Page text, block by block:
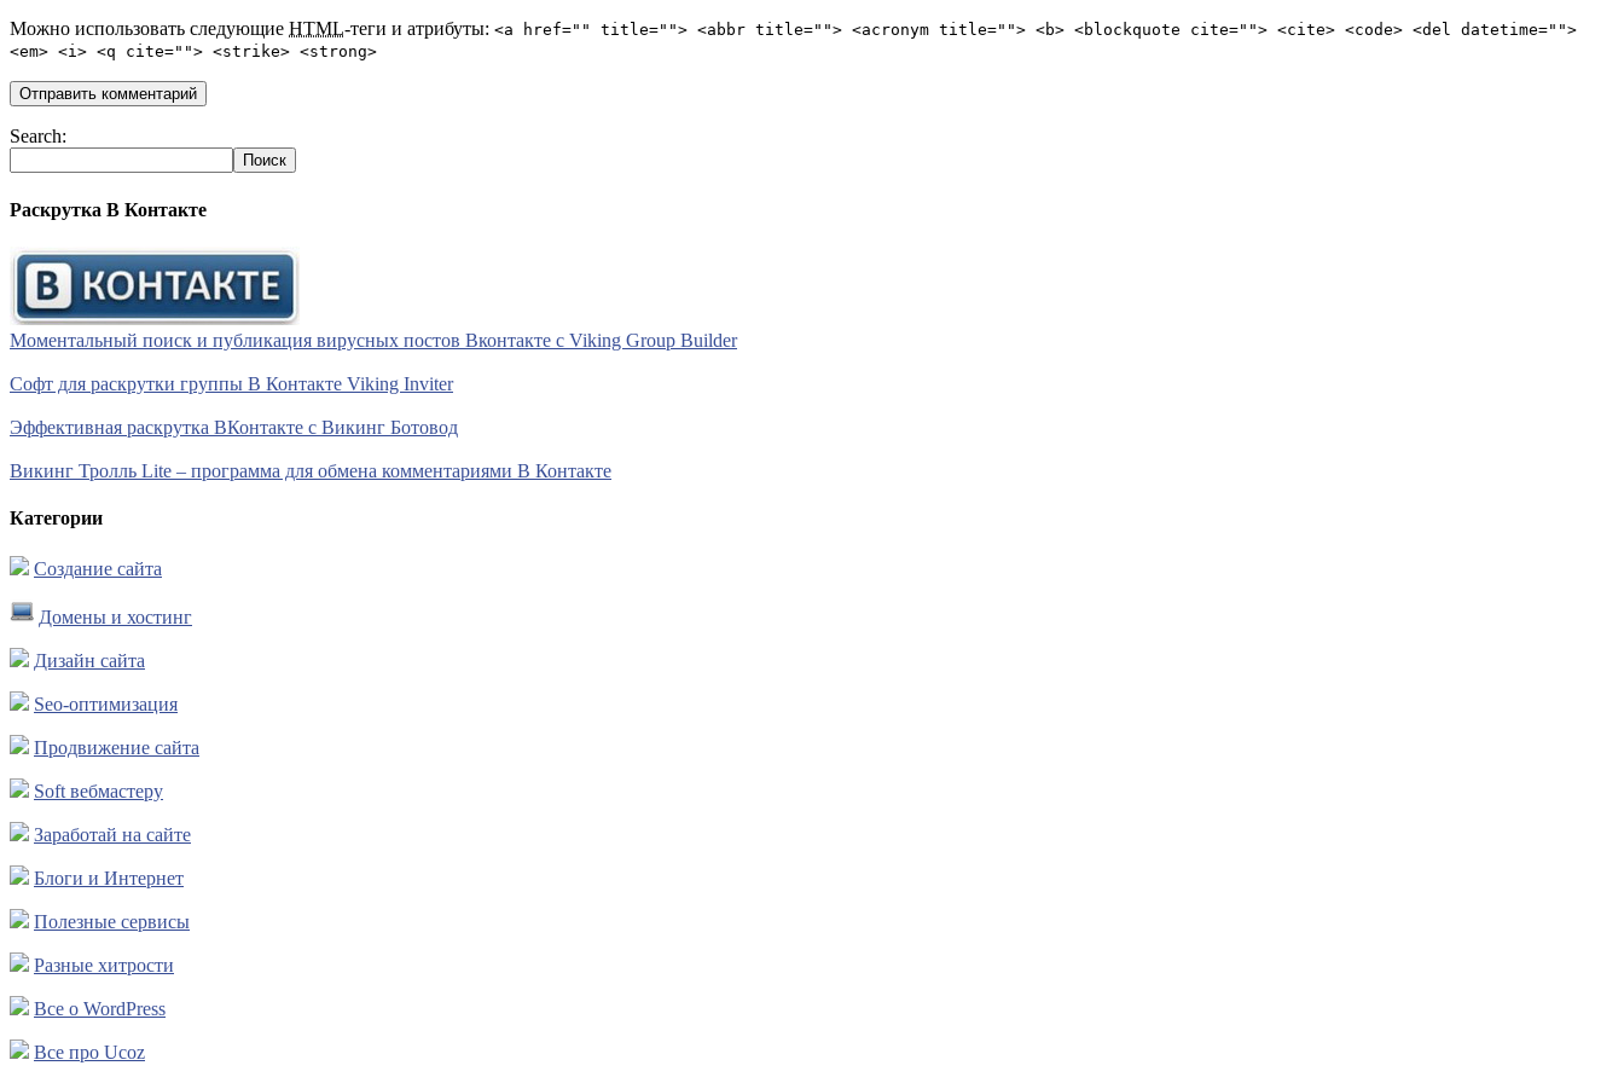
Можно использовать следующие HTML-теги и атрибуты: <a href="" title=""> <abbr title=""> <acronym title=""> <b> <blockquote cite=""> <cite> <code> <del datetime="">
<em> <i> <q cite=""> <strike> <strong>
Search:
Раскрутка В Контакте
Моментальный поиск и публикация вирусных постов Вконтакте с Viking Group Builder
Софт для раскрутки группы В Контакте Viking Inviter
Эффективная раскрутка ВКонтакте с Викинг Ботовод
Викинг Тролль Lite – программа для обмена комментариями В Контакте
Категории
Создание сайта
Домены и хостинг
Дизайн сайта
Seo-оптимизация
Продвижение сайта
Soft вебмастеру
Заработай на сайте
Блоги и Интернет
Полезные сервисы
Разные хитрости
Все о WordPress
Все про Ucoz